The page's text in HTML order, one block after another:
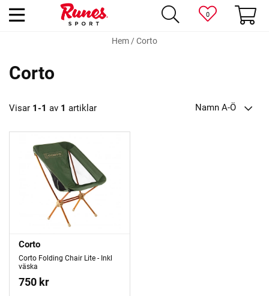
0
Hem/Corto
Corto
Visar 1-1 av 1 artiklar Namn A-Ö
Corto
Corto Folding Chair Lite - Inkl
väska
750 kr